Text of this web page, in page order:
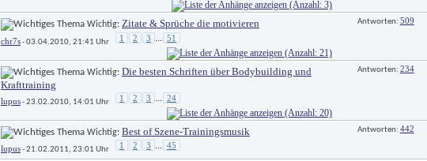
Wichtig: Zitate & Sprüche die motivieren
chr7s - 03.04.2010, 21:41 Uhr 1 2 3 ... 51
Antworten: 509
Wichtig: Die besten Schriften über Bodybuilding und
Krafttraining
lupus - 23.02.2010, 14:01 Uhr 1 2 3 ... 24
Antworten: 234
Wichtig: Best of Szene-Trainingsmusik
lupus - 21.02.2011, 23:01 Uhr 1 2 3 ... 45
Antworten: 442